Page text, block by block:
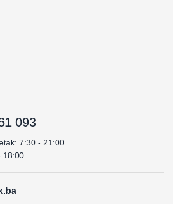
093
7:30 - 21:00
18:00